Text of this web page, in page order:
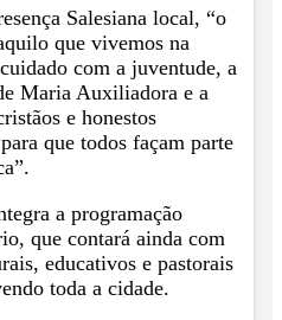
Salesiana local, “o
que vivemos na
com a juventude, a
Maria Auxiliadora e a
e honestos
que todos façam parte
a programação
que contará ainda com
educativos e pastorais
toda a cidade.